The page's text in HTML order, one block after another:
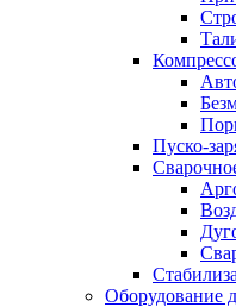
Пуско-
Оборудование